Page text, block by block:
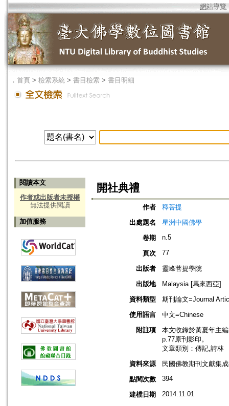
網站導覽
． 首頁 > 檢索系統 > 書目檢索 > 書目明細
閱讀本文
作者或出版者未授權
無法提供閱讀
加值服務
開社典禮
作者
釋菩提
出處題名
星洲中國佛學
卷期
n.5
頁次 77
出版者
靈峰菩提學院
出版地
Malaysia [馬來西亞]
資料類型
期刊論文=Journal
使用語言
中文=Chinese
附註項
本文收錄於黃夏年主
p.77原刊影印。
文章類別：傳記,詩林
資料來源
民國佛教期刊文獻集
點閱次數
394
建檔日期 2014.11.01